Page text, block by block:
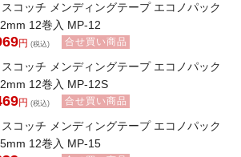
コッチ メンディングテープ エコノパック
12巻入 MP-12
円 (税込) 合せ買い商品
コッチ メンディングテープ エコノパック
12巻入 MP-12S
円 (税込) 合せ買い商品
コッチ メンディングテープ エコノパック
12巻入 MP-15